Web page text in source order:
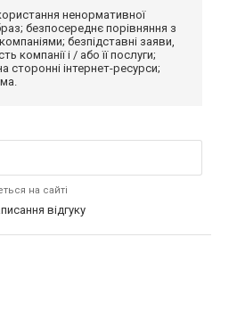
ненормативної
безпосереднє порівняння з
безпідставні заяви,
компанії і / або її послуги;
сторонні інтернет-ресурси;
на сайті
відгуку